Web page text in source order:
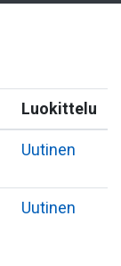
Luokittelu
Uutinen
Uutinen